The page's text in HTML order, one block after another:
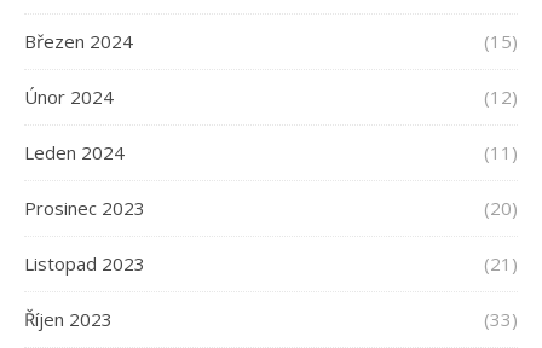
Březen 2024 (15)
Únor 2024 (12)
Leden 2024 (11)
Prosinec 2023 (20)
Listopad 2023 (21)
Říjen 2023 (33)